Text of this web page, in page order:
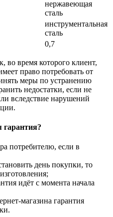
нержавеющая
сталь
инструментальная
сталь
0,7
во время которого клиент,
право потребовать от
меры по устранению
недостатки, если не
вследствие нарушений
гарантия?
потребителю, если в
день покупки, то
идёт с момента начала
магазина гарантия